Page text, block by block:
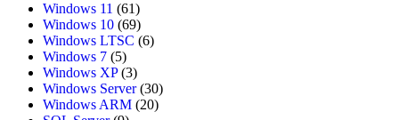
Windows 11 (61)
Windows 10 (69)
Windows LTSC (6)
Windows 7 (5)
Windows XP(3)
Windows Server(30)
Windows ARM (20)